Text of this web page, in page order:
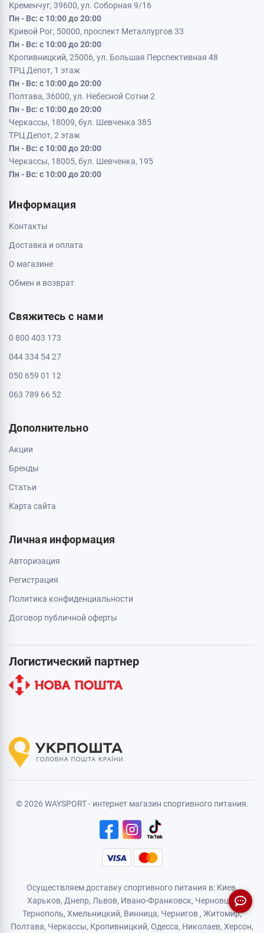
Кременчуг, 39600, ул. Соборная 9/16
Пн - Вс: с 10:00 до 20:00
Кривой Рог, 50000, проспект Металлургов 33
Пн - Вс: с 10:00 до 20:00
Кропивницкий, 25006, ул. Большая Перспективная 48
ТРЦ Депот, 1 этаж
Пн - Вс: с 10:00 до 20:00
Полтава, 36000, ул. Небесной Сотни 2
Пн - Вс: с 10:00 до 20:00
Черкассы, 18009, бул. Шевченка 385
ТРЦ Депот, 2 этаж
Пн - Вс: с 10:00 до 20:00
Черкассы, 18005, бул. Шевченка, 195
Пн - Вс: с 10:00 до 20:00
Информация
Контакты
Доставка и оплата
О магазине
Обмен и возврат
Свяжитесь с нами
0 800 403 173
044 334 54 27
050 659 01 12
063 789 66 52
Дополнительно
Акции
Бренды
Статьи
Карта сайта
Личная информация
Авторизация
Регистрация
Политика конфиденциальности
Договор публичной оферты
Логистический партнер
© 2026 WAYSPORT - интернет магазин спортивного питания.
Осуществляем доставку спортивного питания в: Киев,
Харьков, Днепр, Львов, Ивано-Франковск, Черновцы,
Тернополь, Хмельницкий, Винница, Чернигов , Житомир,
Полтава, Черкассы, Кропивницкий, Одесса, Николаев, Херсон,